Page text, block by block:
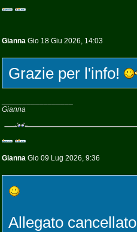
Gianna Gio 18 Giu 2026, 14:03
Grazie per l'info!
Gianna
Gianna Gio 09 Lug 2026, 9:36
Allegato cancellato